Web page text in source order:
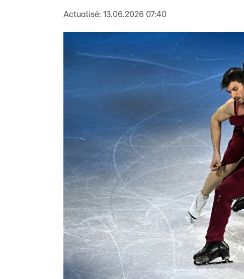
Actualisé: 13.06.2026 07:40